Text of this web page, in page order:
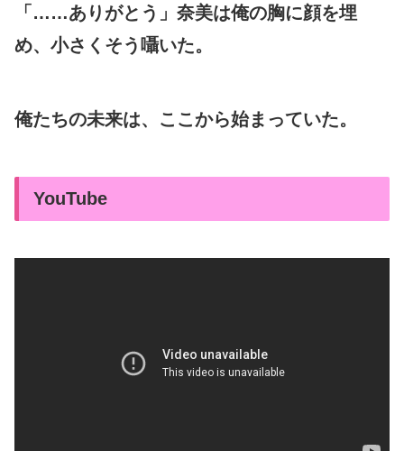
「……ありがとう」奈美は俺の胸に顔を埋
め、小さくそう囁いた。
俺たちの未来は、ここから始まっていた。
YouTube